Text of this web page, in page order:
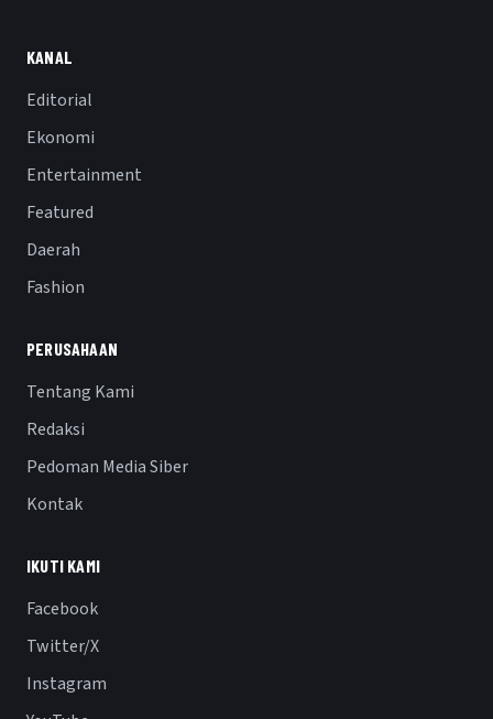
KANAL
Editorial
Ekonomi
Entertainment
Featured
Daerah
Fashion
PERUSAHAAN
Tentang Kami
Redaksi
Pedoman Media Siber
Kontak
IKUTI KAMI
Facebook
Twitter/X
Instagram